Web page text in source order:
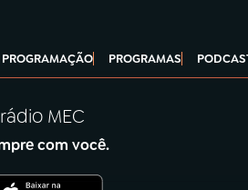
PROGRAMAÇÃO PROGRAMAS
MEC
com você.